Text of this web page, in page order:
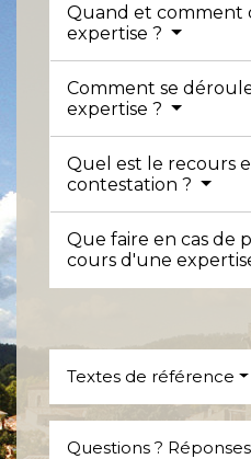
Quand et comment
expertise ?
Comment se
expertise ?
Quel est le recours
contestation ?
Que faire en cas de
cours d'une
Textes de référence
Questions ? Réponses